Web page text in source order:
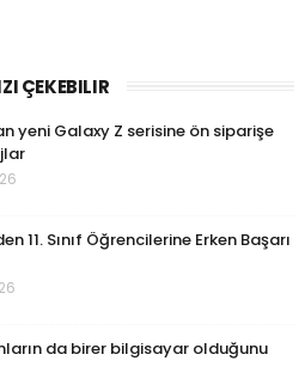
ÇEKEBILIR
yeni Galaxy Z serisine ön siparişe
11. Sınıf Öğrencilerine Erken Başarı
da birer bilgisayar olduğunu